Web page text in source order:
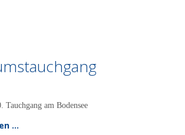
Tauchgang am Bodensee
…